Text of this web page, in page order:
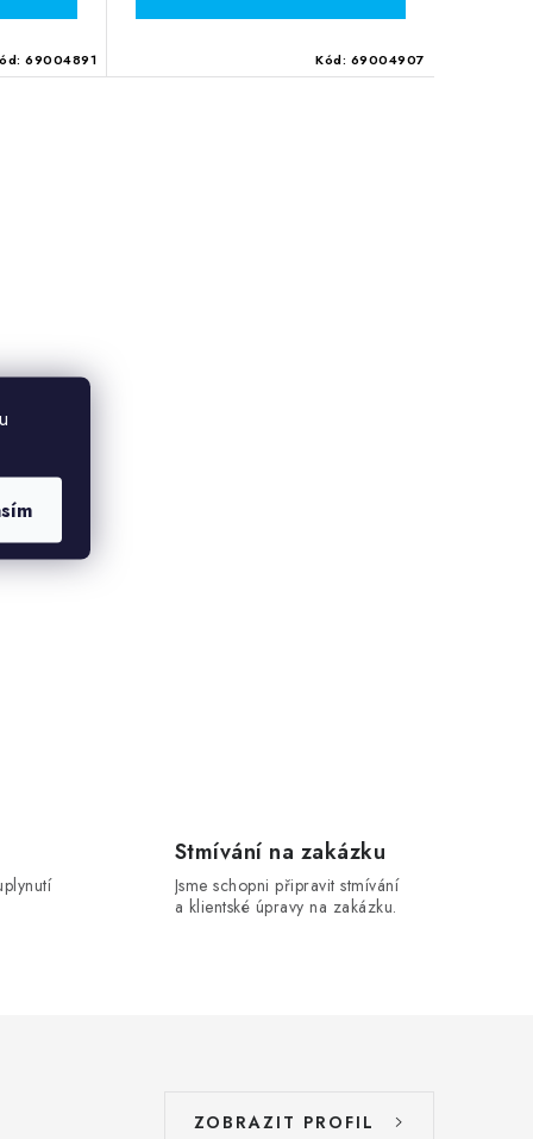
69004891 Kód: 69004907
Stmívání na zakázku
Jsme schopni připravit stmívání
a klientské úpravy na zakázku.
ZOBRAZIT PROFIL